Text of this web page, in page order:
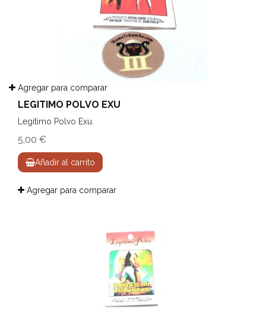
Agregar para comparar
LEGITIMO POLVO EXU
Legitimo Polvo Exu.
5,00 €
Añadir al carrito
Agregar para comparar